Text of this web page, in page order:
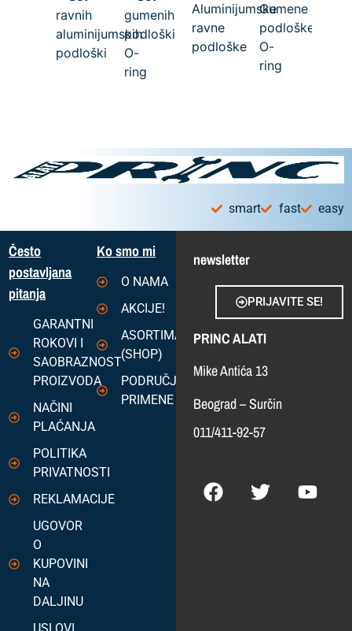
smart fast easy
Često
postavljana
pitanja
GARANTNI
ROKOVI I
SAOBRAZNOST
PROIZVODA
NAČINI
PLAĆANJA
POLITIKA
PRIVATNOSTI
REKLAMACIJE
UGOVOR
O
KUPOVINI
NA
DALJINU
Ko smo mi
O NAMA
AKCIJE!
ASORTIMAN
(SHOP)
PODRUČJA
PRIMENE
newsletter
PRIJAVITE SE!
PRINC ALATI
Mike Antića 13
Beograd – Surčin
011/411-92-57